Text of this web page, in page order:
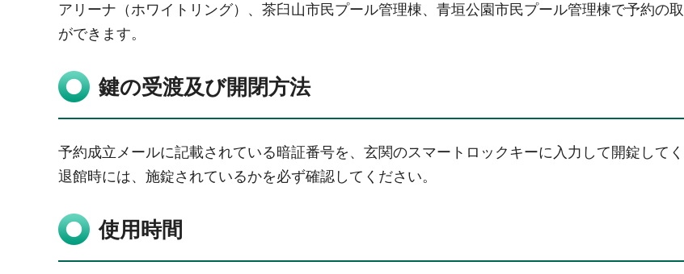
アリーナ（ホワイトリング）、茶臼山市民プール管理棟、青垣公園市民プール管理棟で予約の
ができます。
鍵の受渡及び開閉方法
予約成立メールに記載されている暗証番号を、玄関のスマートロックキーに入力して開錠してく
退館時には、施錠されているかを必ず確認してください。
使用時間